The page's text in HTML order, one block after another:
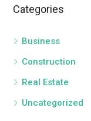
Categories
Business
Construction
Real Estate
Uncategorized